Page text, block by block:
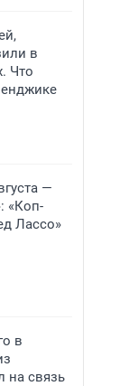
в
Что
—
«Коп-
Лассо»
в
на связь